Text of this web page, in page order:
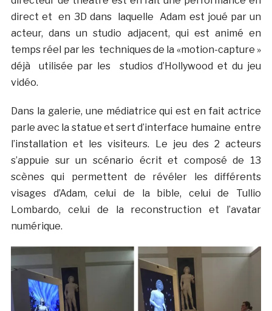
direct et en 3D dans laquelle Adam est joué par un
acteur, dans un studio adjacent, qui est animé en
temps réel par les techniques de la «motion-capture »
déjà utilisée par les studios d’Hollywood et du jeu
vidéo.
Dans la galerie, une médiatrice qui est en fait actrice
parle avec la statue et sert d’interface humaine entre
l’installation et les visiteurs. Le jeu des 2 acteurs
s’appuie sur un scénario écrit et composé de 13
scènes qui permettent de révéler les différents
visages d’Adam, celui de la bible, celui de Tullio
Lombardo, celui de la reconstruction et l’avatar
numérique.